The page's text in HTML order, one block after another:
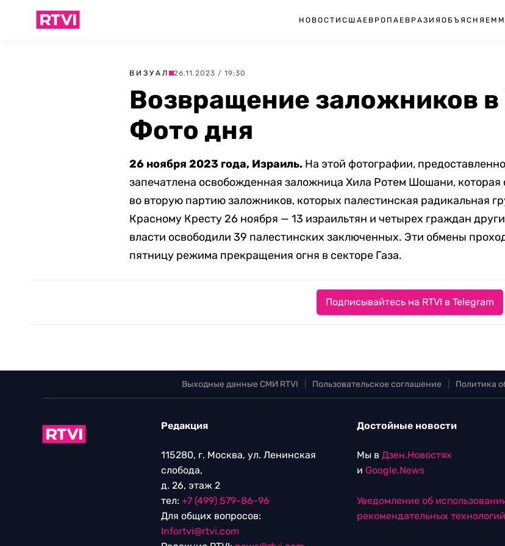
НОВОСТИ США ЕВРОПА ЕВРАЗИЯ ОБЪЯСНЯЕМ
ВИЗУАЛ 26.11.2023 / 19:30
Возвращение заложников в
Фото дня
26 ноября 2023 года, Израиль. На этой фотографии,
запечатлена освобожденная заложница Хила Ротем Шошани,
во вторую партию заложников, которых палестинская радикальная
Красному Кресту 26 ноября — 13 израильтян и четырех граждан
власти освободили 39 палестинских заключенных. Эти обмены
пятницу режима прекращения огня в секторе Газа.
Подписывайтесь на RTVI в Telegram
Выходные данные СМИ RTVI Пользовательское соглашение Политика
Редакция
115280, г. Москва, ул. Ленинская
слобода,
д. 26, этаж 2
тел: +7 (499) 579-86-96
Для общих вопросов:
Infortvi@rtvi.com
Достойные новости
Мы в Дзен.Новостях
и Google.News
Уведомление об
рекомендательных технологий